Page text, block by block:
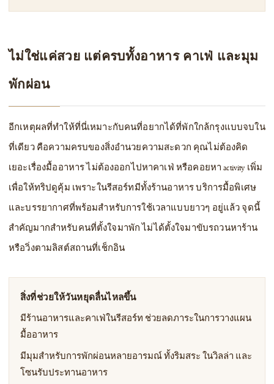
ไม่ใช่แค่สวย แต่ครบทั้งอาหาร คาเฟ่ และมุม
พักผ่อน
อีกเหตุผลที่ทำให้ที่นี่เหมาะกับคนที่อยากได้ที่พักใกล้กรุงแบบจบใน
ที่เดียว คือความครบของสิ่งอำนวยความสะดวก คุณไม่ต้องคิด
เยอะเรื่องมื้ออาหาร ไม่ต้องออกไปหาคาเฟ่ หรือคอยหา activity เพิ่ม
เพื่อให้ทริปดูคุ้ม เพราะในรีสอร์ทมีทั้งร้านอาหาร บริการมื้อพิเศษ
และบรรยากาศที่พร้อมสำหรับการใช้เวลาแบบยาวๆ อยู่แล้ว จุดนี้
สำคัญมากสำหรับคนที่ตั้งใจมาพัก ไม่ได้ตั้งใจมาขับรถวนหาร้าน
หรือวิ่งตามลิสต์สถานที่เช็กอิน
สิ่งที่ช่วยให้วันหยุดลื่นไหลขึ้น
มีร้านอาหารและคาเฟ่ในรีสอร์ท ช่วยลดภาระในการวางแผน
มื้ออาหาร
มีมุมสำหรับการพักผ่อนหลายอารมณ์ ทั้งริมสระ ในวิลล่า และ
โซนรับประทานอาหาร